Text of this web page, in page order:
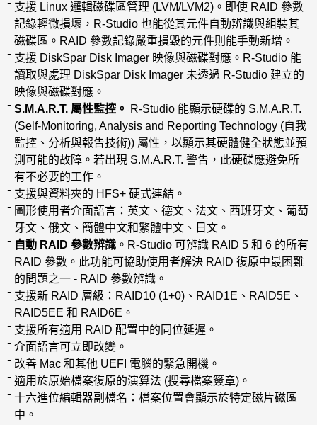
支援 Linux 邏輯磁碟區管理 (LVM/LVM2)。即使 RAID 參數
記錄輕微損壞，R-Studio 也能從其元件自動辨識與組裝其
磁碟區。RAID 參數記錄嚴重損毀的元件則能手動新增。
支援 DiskSpar Disk Imager 映像與磁碟對應。R-Studio 能
讀取與處理 DiskSpar Disk Imager 未透過 R-Studio 建立的
映像與磁碟對應。
S.M.A.R.T. 屬性監控。
R-Studio 能顯示硬碟的 S.M.A.R.T.
(Self-Monitoring, Analysis and Reporting Technology (自我
監控、分析與報告技術)) 屬性，以顯示其硬體健全狀態並預
測可能的故障。若出現 S.M.A.R.T. 警告，此硬碟應避免所
有不必要的工作。
支援與資料夾的 HFS+ 硬式連結。
圖形使用者介面語言：英文、德文、法文、西班牙文、葡萄
牙文、俄文、簡體中文和繁體中文、日文。
自動 RAID 參數辨識 。R-Studio 可辨識 RAID 5 和 6 的所有
RAID 參數。此功能可協助使用者解決 RAID 復原中最困難
的問題之一 - RAID 參數辨識。
支援新 RAID 層級：RAID10 (1+0)、RAID1E、RAID5E、
RAID5EE 和 RAID6E。
支援所有適用 RAID 配置中的同位延遲。
介面語言可立即改變。
改善 Mac 和其他 UEFI 電腦的緊急開機。
適用於原始檔案復原的演算法 (搜尋檔案簽章)。
十六進位編輯器副檔名：檔案位置會顯示於特定磁片磁區
中。